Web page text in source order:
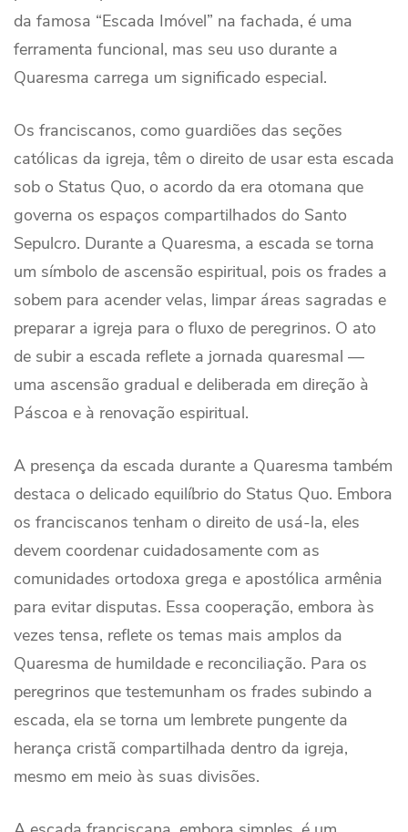
da famosa “Escada Imóvel” na fachada, é uma
ferramenta funcional, mas seu uso durante a
Quaresma carrega um significado especial.
Os franciscanos, como guardiões das seções
católicas da igreja, têm o direito de usar esta escada
sob o Status Quo, o acordo da era otomana que
governa os espaços compartilhados do Santo
Sepulcro. Durante a Quaresma, a escada se torna
um símbolo de ascensão espiritual, pois os frades a
sobem para acender velas, limpar áreas sagradas e
preparar a igreja para o fluxo de peregrinos. O ato
de subir a escada reflete a jornada quaresmal —
uma ascensão gradual e deliberada em direção à
Páscoa e à renovação espiritual.
A presença da escada durante a Quaresma também
destaca o delicado equilíbrio do Status Quo. Embora
os franciscanos tenham o direito de usá-la, eles
devem coordenar cuidadosamente com as
comunidades ortodoxa grega e apostólica armênia
para evitar disputas. Essa cooperação, embora às
vezes tensa, reflete os temas mais amplos da
Quaresma de humildade e reconciliação. Para os
peregrinos que testemunham os frades subindo a
escada, ela se torna um lembrete pungente da
herança cristã compartilhada dentro da igreja,
mesmo em meio às suas divisões.